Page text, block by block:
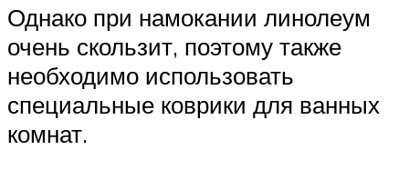
Однако при намокании линолеум
очень скользит, поэтому также
необходимо использовать
специальные коврики для ванных
комнат.